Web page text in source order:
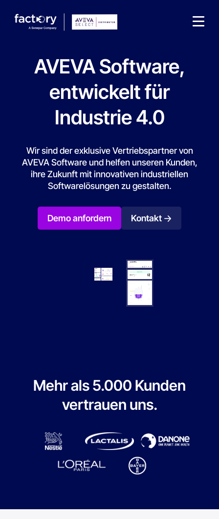
Wonach suchst du ?
AVEVA Software,
entwickelt für
Industrie 4.0
Wir sind der exklusive Vertriebspartner von
AVEVA Software und helfen unseren Kunden,
ihre Zukunft mit innovativen industriellen
Softwarelösungen zu gestalten.
Demo anfordern Kontakt
Mehr als 5.000 Kunden
vertrauen uns.